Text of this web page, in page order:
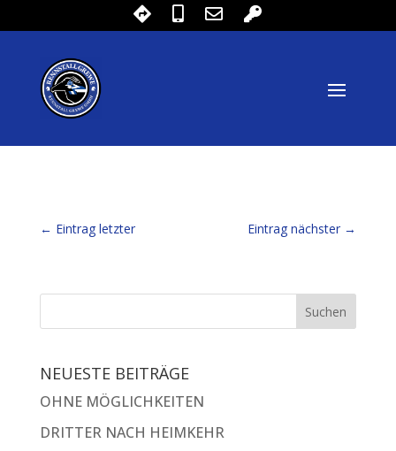
← Eintrag letzter Eintrag nächster →
NEUESTE BEITRÄGE
OHNE MÖGLICHKEITEN
DRITTER NACH HEIMKEHR